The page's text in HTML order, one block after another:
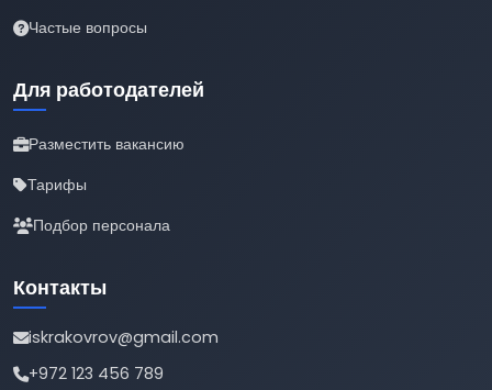
Частые вопросы
Для работодателей
Разместить вакансию
Тарифы
Подбор персонала
Контакты
iskrakovrov@gmail.com
+972 123 456 789